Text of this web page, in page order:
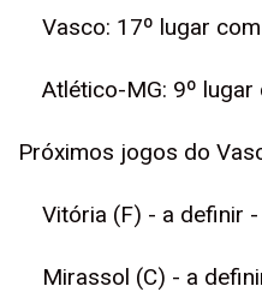
Vasco: 17º lugar
Atlético-MG: 9º lugar
Próximos jogos do
Vitória (F) - a definir -
Mirassol (C) - a